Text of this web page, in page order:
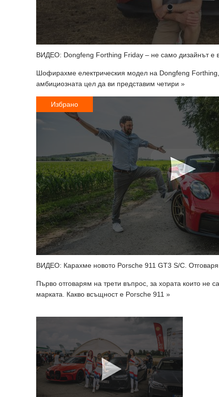
ВИДЕО: Dongfeng Forthing Friday – не само дизайнът е
Шофирахме електрическия модел на Dongfeng
амбициозната цел да ви представим четири »
Избрано
ВИДЕО: Карахме новото Porsche 911 GT3 S/C.
Първо отговарям на трети въпрос, за хората които не
марката. Какво всъщност е Porsche 911 »